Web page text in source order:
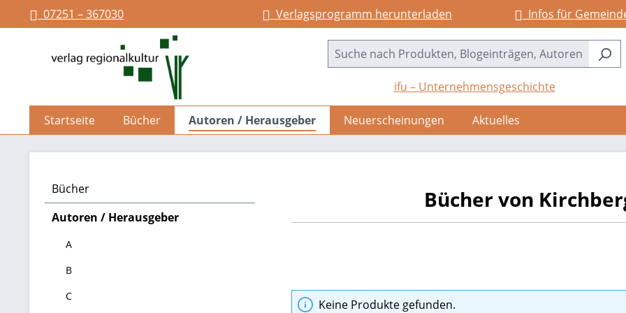
Zur Hauptnavigation springen
07251 – 367030 Verlagsprogramm herunterladen Infos für
ifu – Unternehmensgeschichte
Startseite Bücher Autoren / Herausgeber Neuerscheinungen Aktuelles
Bücher
Autoren / Herausgeber
A
B
C
Bücher von
Keine Produkte gefunden.